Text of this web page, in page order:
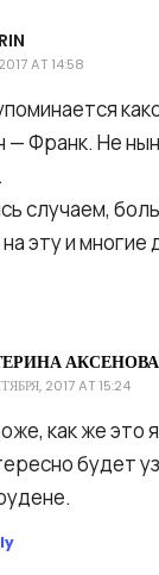
AT 14:58
— Франк. Не
случаем,
эту и многие
АКСЕНОВА
2017 AT 15:24
как же это
будет